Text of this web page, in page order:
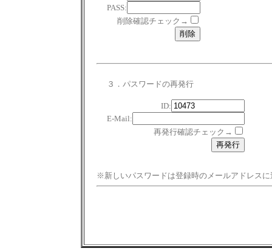
PASS:
削除確認チェック→
３．パスワードの再発行
ID:
E-Mail:
再発行確認チェック→
※新しいパスワードは登録時のメールアドレスに